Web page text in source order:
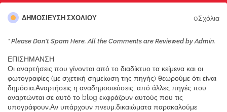
ΔΗΜΟΣΊΕΥΣΗ ΣΧΟΛΊΟΥ 0Σχόλια
* Please Don't Spam Here. All the Comments are Reviewed by Admin.
ΕΠΙΣΗΜΑΝΣΗ
Οι αναρτήσεις που γίνονται από το διαδίκτυο τα κείμενα και οι
φωτογραφίες (με σχετική σημείωση της πηγής) θεωρούμε ότι είναι
δημόσια.Αναρτήσεις η αναδημοσιεύσεις, από άλλες πηγές που
αναρτώνται σε αυτό το blog εκφράζουν αυτούς που τις
υπογράφουν.Αν υπάρχουν πνευμ.δικαιώματα παρακαλούμε